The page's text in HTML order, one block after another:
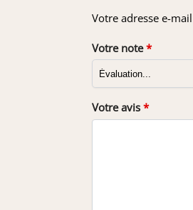
Votre adresse e-
Votre note*
Votre avis *